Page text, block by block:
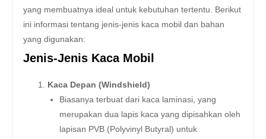
yang membuatnya ideal untuk kebutuhan tertentu. Berikut
ini informasi tentang jenis-jenis kaca mobil dan bahan
yang digunakan:
Jenis-Jenis Kaca Mobil
Kaca Depan (Windshield)
Biasanya terbuat dari kaca laminasi, yang
merupakan dua lapis kaca yang dipisahkan oleh
lapisan PVB (Polyvinyl Butyral) untuk